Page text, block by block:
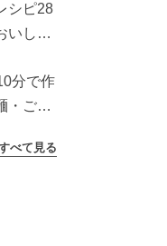
シピ28
いしい
分で作
・ごは
べて見る